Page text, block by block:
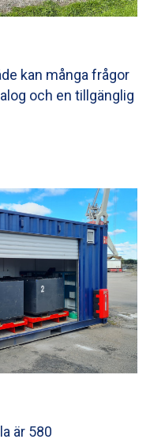
kan många frågor
och en tillgänglig
är 580